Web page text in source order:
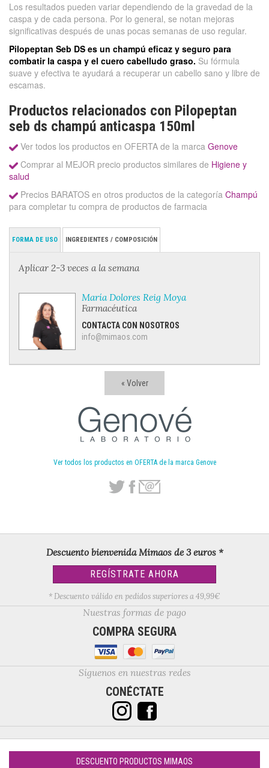
« Volver
Ver todos los productos en OFERTA de la marca Genove
Los resultados pueden variar dependiendo de la gravedad de la
caspa y de cada persona. Por lo general, se notan mejoras
significativas después de unas pocas semanas de uso regular.
Pilopeptan Seb DS es un champú eficaz y seguro para
combatir la caspa y el cuero cabelludo graso. Su fórmula
suave y efectiva te ayudará a recuperar un cabello sano y libre de
escamas.
Productos relacionados con Pilopeptan
seb ds champú anticaspa 150ml
Ver todos los productos en OFERTA de la marca Genove
Comprar al MEJOR precio productos similares de Higiene y
salud
Precios BARATOS en otros productos de la categoría Champú
para completar tu compra de productos de farmacia
FORMA DE USO INGREDIENTES / COMPOSICIÓN
Aplicar 2-3 veces a la semana
María Dolores Reig Moya
Farmacéutica
CONTACTA CON NOSOTROS
info@mimaos.com
Descuento bienvenida Mimaos de 3 euros *
REGÍSTRATE AHORA
* Descuento válido en pedidos superiores a 49,99€
Nuestras formas de pago
COMPRA SEGURA
Síguenos en nuestras redes
CONÉCTATE
DESCUENTO PRODUCTOS MIMAOS